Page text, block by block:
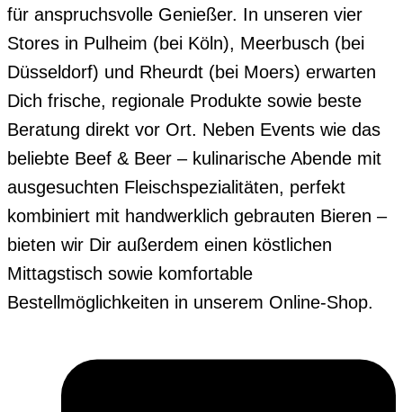
für anspruchsvolle Genießer. In unseren vier
Stores in Pulheim (bei Köln), Meerbusch (bei
Düsseldorf) und Rheurdt (bei Moers) erwarten
Dich frische, regionale Produkte sowie beste
Beratung direkt vor Ort. Neben Events wie das
beliebte Beef & Beer – kulinarische Abende mit
ausgesuchten Fleischspezialitäten, perfekt
kombiniert mit handwerklich gebrauten Bieren –
bieten wir Dir außerdem einen köstlichen
Mittagstisch sowie komfortable
Bestellmöglichkeiten in unserem Online-Shop.